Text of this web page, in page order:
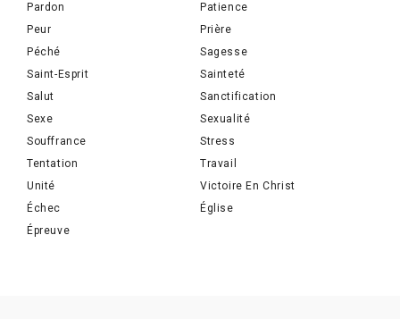
Pardon
Patience
Peur
Prière
Péché
Sagesse
Saint-Esprit
Sainteté
Salut
Sanctification
Sexe
Sexualité
Souffrance
Stress
Tentation
Travail
Unité
Victoire En Christ
Échec
Église
Épreuve